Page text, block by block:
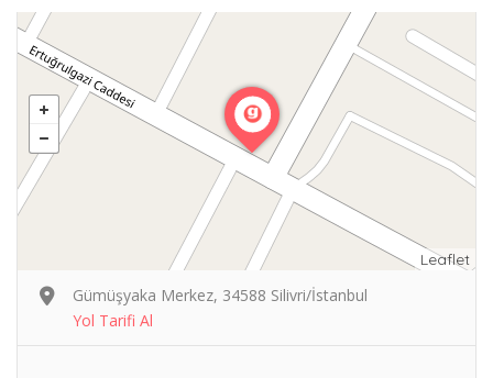
Leaflet
Gümüşyaka Merkez, 34588 Silivri/İstanbul
Yol Tarifi Al